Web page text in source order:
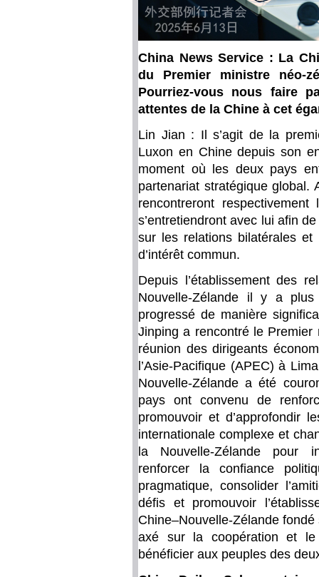
China News Service : La
du Premier ministre néo-
Pourriez-vous nous faire
attentes de la Chine à cet
Lin Jian : Il s’agit de la
Luxon en Chine depuis son
moment où les deux pays
partenariat stratégique global.
rencontreront
s’entretiendront avec lui afin
sur les relations bilatérales et
d’intérêt commun.
Depuis l’établissement des
Nouvelle-Zélande il y a
progressé de manière
Jinping a rencontré le
réunion des dirigeants
l’Asie-Pacifique (APEC) à
Nouvelle-Zélande a été
pays ont convenu de
promouvoir et d’approfondir
internationale complexe et
la Nouvelle-Zélande pour
renforcer la confiance
pragmatique, consolider
défis et promouvoir
Chine–Nouvelle-Zélande
axé sur la coopération et le
bénéficier aux peuples des